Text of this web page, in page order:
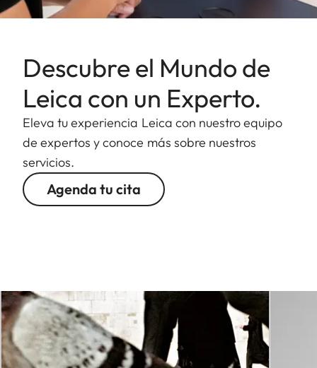
Descubre el Mundo de
Leica con un Experto.
Eleva tu experiencia Leica con nuestro equipo
de expertos y conoce más sobre nuestros
servicios.
Agenda tu cita